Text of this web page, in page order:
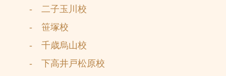
- 二子玉川校
- 笹塚校
- 千歳烏山校
- 下高井戸松原校